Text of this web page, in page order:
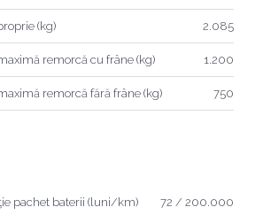
(kg) 2.085
remorcă cu frâne (kg) 1.200
remorcă fără frâne (kg) 750
pachet baterii (luni/km) 72 / 200.000